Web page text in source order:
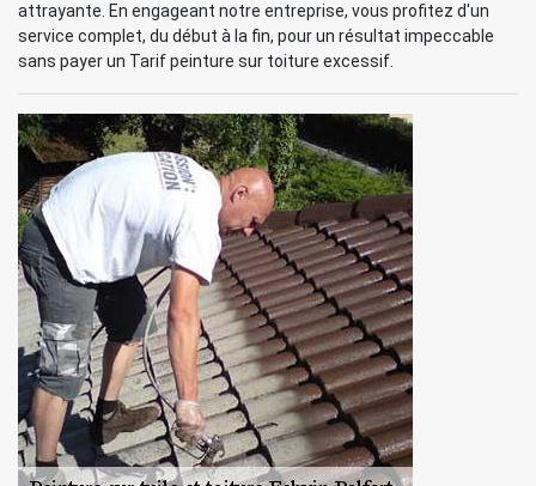
attrayante. En engageant notre entreprise, vous profitez d'un
service complet, du début à la fin, pour un résultat impeccable
sans payer un Tarif peinture sur toiture excessif.